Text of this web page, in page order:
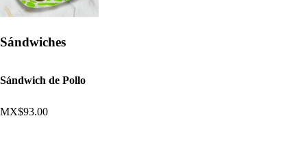
Sándwiches
Sándwich de Pollo
MX$93.00